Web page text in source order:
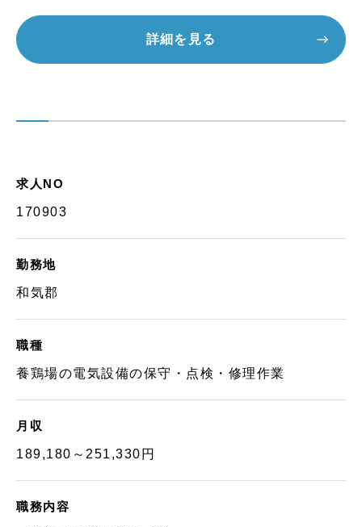
詳細を見る
求人NO
170903
勤務地
和気郡
職種
養鶏場の電気設備の保守・点検・修理作業
月収
189,180～251,330円
職務内容